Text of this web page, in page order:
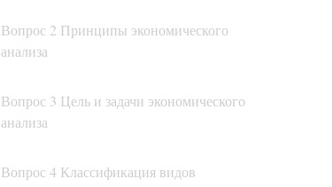
Вопрос 2 Принципы экономического
анализа
Вопрос 3 Цель и задачи экономического
анализа
Вопрос 4 Классификация видов